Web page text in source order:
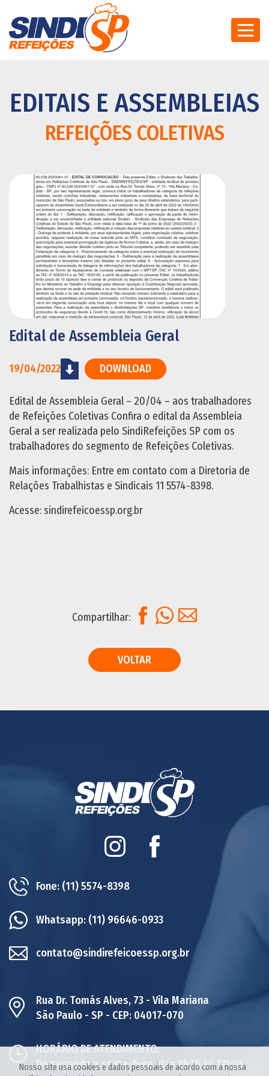
EDITAIS E ASSEMBLEIAS
REFEIÇÕES COLETIVAS
Edital de Assembleia Geral
19/04/2022 DOWNLOAD
Edital de Assembleia Geral – 20/04 – aos trabalhadores
de Refeições Coletivas Confira o edital da Assembleia
Geral a ser realizada pelo SindiRefeições SP com os
trabalhadores do segmento de Refeições Coletivas.
Mais informações: Entre em contato com a Diretoria de
Relações Trabalhistas e Sindicais 11 5574-8398.
Acesse: sindirefeicoessp.org.br
Compartilhar: FacebookWhatsApp
E-mail
VOLTAR
Instagram Facebook
Fone: (11) 5574-8398
Whatsapp: (11) 96646-0933
contato@sindirefeicoessp.org.br
Rua Dr. Tomás Alves, 73 - Vila Mariana
São Paulo - SP - CEP: 04017-070
HORÁRIO DE ATENDIMENTO:
De segunda a sexta-feira, das 8h30 às 17h30
Nosso site usa cookies e dados pessoais de acordo com a nossa